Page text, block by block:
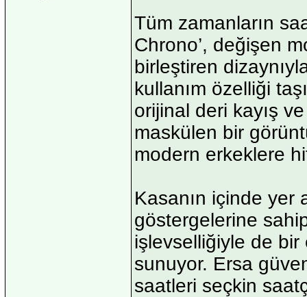
Tüm zamanların
Chrono’, değişen
birleştiren
kullanım özelliği
orijinal deri kayış
maskülen bir
modern erkeklere
Kasanın içinde yer
göstergelerine
işlevselliğiyle de bir
sunuyor. Ersa
saatleri seçkin